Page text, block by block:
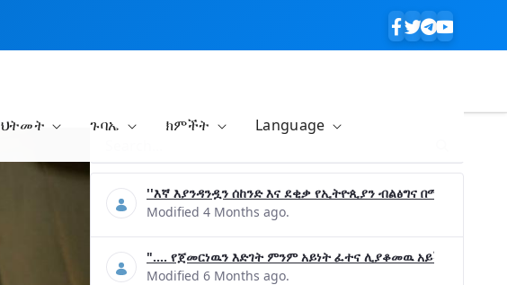
ህትመት ጉባኤ ክምችት Language
''እኛ እያንዳንዷን ሰከንድ እና ደቂቃ የኢትዮጲያን ብልፅግና በሚያረጋግጡ
Modified 4 Months ago.
".... የጀመርነዉን እድገት ምንም አይነት ፈተና ሊያቆመዉ አይችልም"-
Modified 6 Months ago.